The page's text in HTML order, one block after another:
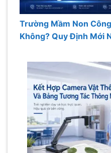
Trường Mầm Non
Không? Quy Định Mới